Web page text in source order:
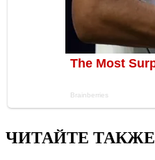
ЧИТАЙТЕ ТАКЖЕ